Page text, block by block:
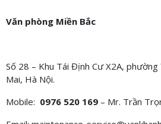
Văn phòng Miền Bắc
Số 28 – Khu Tái Định Cư X2A,
Mai, Hà Nội.
Mobile: 0976 520 169 – Mr. Trần